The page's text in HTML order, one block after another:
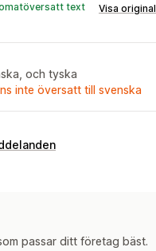
text Visa original
och tyska
inte översatt till svenska
passar ditt företag bäst.